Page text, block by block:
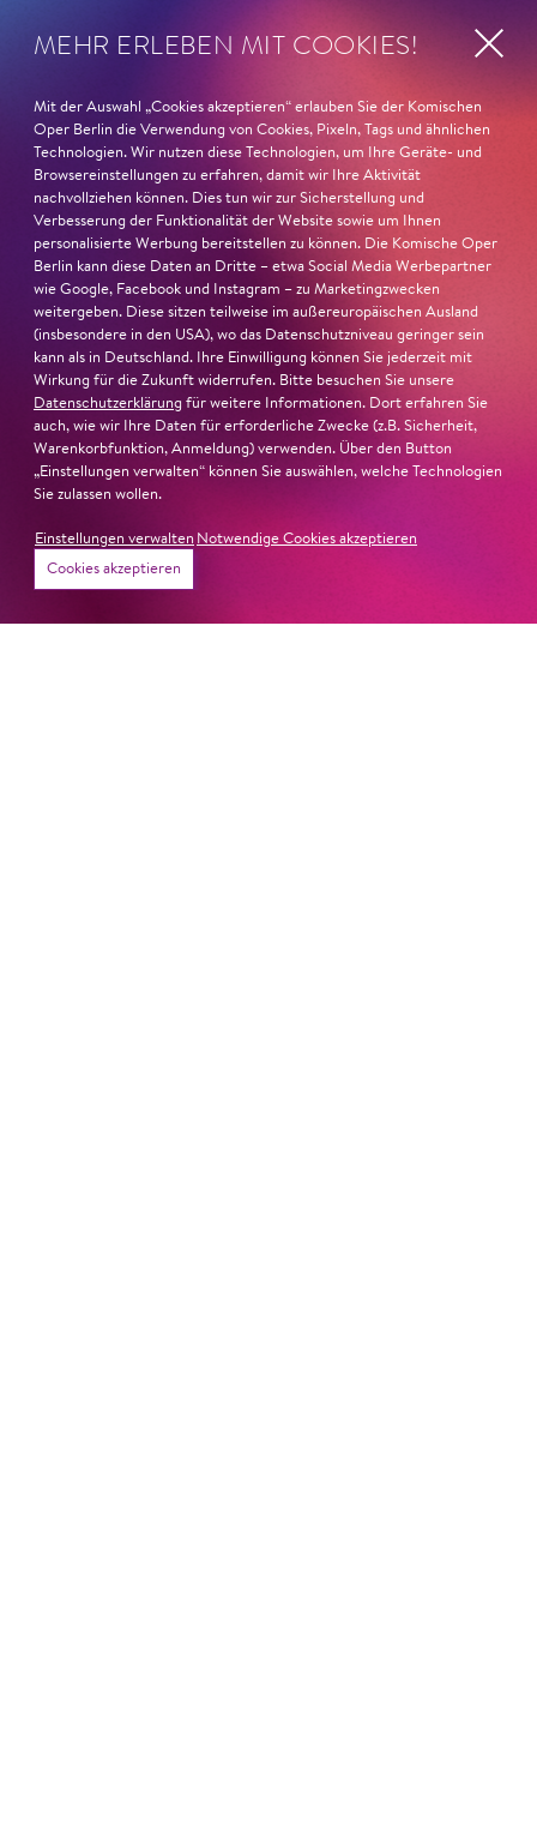
Ambur Braid für DER FAUST
nominiert
Ambur Braid
ist für den Deutschen Theaterpreis DER
FAUST nominiert in der Kategorie »Darsteller:in
Musiktheater«. Ihr eindrucksvolles Rollendebüt als
Katerina Lwowna Ismailowa in Barrie KoskysLady
Macbeth von Mzensk sei jederzeit authentisch, ziehe das
Publikum in ihren Bann, fordere zum Miterleben und
Mitleiden heraus – niemand im Saal bliebe teilnahmslos
zurück, lobt die Jury Ambur Braids stimmliche Wucht
und ihre starke Bühnenpräsenz:
»In dem überwältigenden Farbenreichtum ihres Spiels
sind Auflehnung und Verletzlichkeit ebenso nachfühlbar
Begründung
MEHR ERLEBEN MIT COOKIES!
Mit der Auswahl „Cookies akzeptieren“ erlauben Sie der Komischen
Oper Berlin die Verwendung von Cookies, Pixeln, Tags und ähnlichen
Technologien. Wir nutzen diese Technologien, um Ihre Geräte- und
Browsereinstellungen zu erfahren, damit wir Ihre Aktivität
nachvollziehen können. Dies tun wir zur Sicherstellung und
Verbesserung der Funktionalität der Website sowie um Ihnen
personalisierte Werbung bereitstellen zu können. Die Komische Oper
Berlin kann diese Daten an Dritte – etwa Social Media Werbepartner
wie Google, Facebook und Instagram – zu Marketingzwecken
weitergeben. Diese sitzen teilweise im außereuropäischen Ausland
(insbesondere in den USA), wo das Datenschutzniveau geringer sein
kann als in Deutschland. Ihre Einwilligung können Sie jederzeit mit
Wirkung für die Zukunft widerrufen. Bitte besuchen Sie unsere
Datenschutzerklärung für weitere Informationen. Dort erfahren Sie
auch, wie wir Ihre Daten für erforderliche Zwecke (z.B. Sicherheit,
Warenkorbfunktion, Anmeldung) verwenden. Über den Button
„Einstellungen verwalten“ können Sie auswählen, welche Technologien
Sie zulassen wollen.
Einstellungen verwalten Notwendige Cookies akzeptieren
Cookies akzeptieren